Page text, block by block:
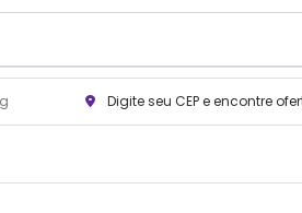
Digite seu CEP e encontre